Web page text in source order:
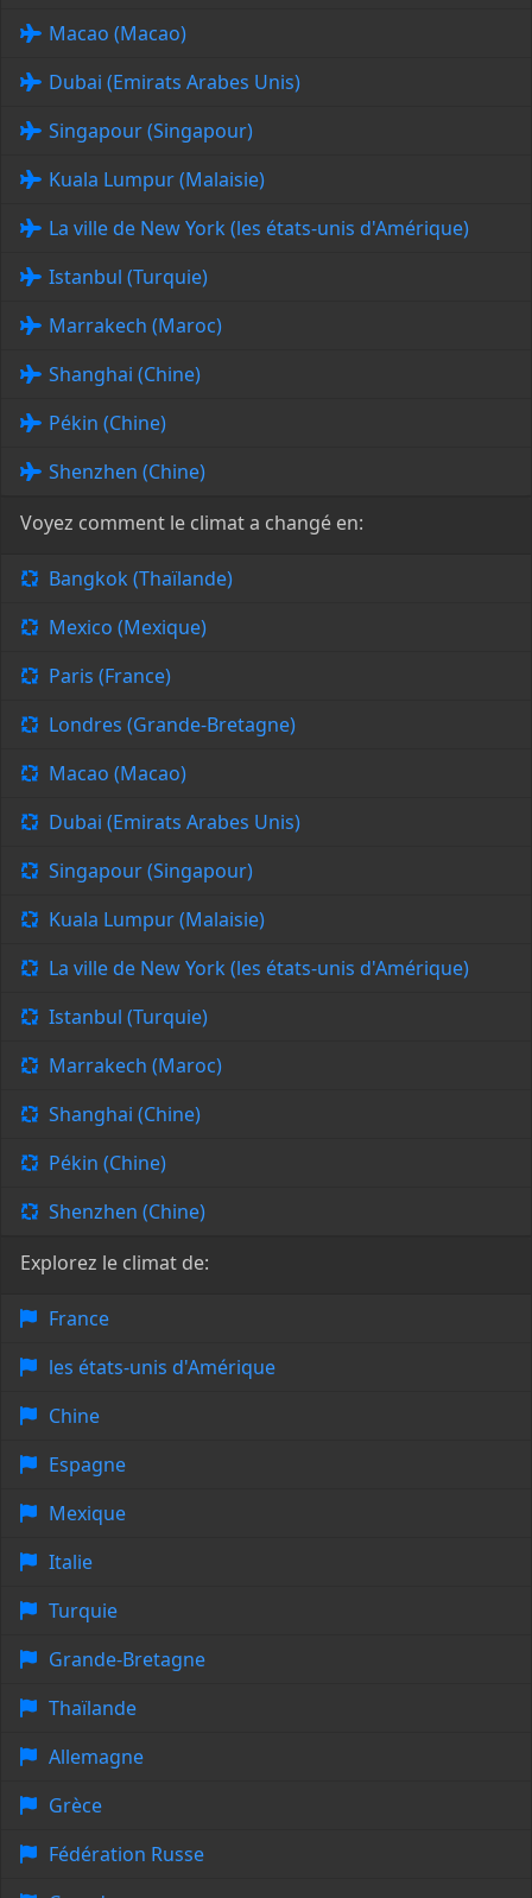
Macao (Macao)
Dubai (Emirats Arabes Unis)
Singapour (Singapour)
Kuala Lumpur (Malaisie)
La ville de New York (les états-unis d'Amérique)
Istanbul (Turquie)
Marrakech (Maroc)
Shanghai (Chine)
Pékin (Chine)
Shenzhen (Chine)
Voyez comment le climat a changé en:
Bangkok (Thaïlande)
Mexico (Mexique)
Paris (France)
Londres (Grande-Bretagne)
Macao (Macao)
Dubai (Emirats Arabes Unis)
Singapour (Singapour)
Kuala Lumpur (Malaisie)
La ville de New York (les états-unis d'Amérique)
Istanbul (Turquie)
Marrakech (Maroc)
Shanghai (Chine)
Pékin (Chine)
Shenzhen (Chine)
Explorez le climat de:
France
les états-unis d'Amérique
Chine
Espagne
Mexique
Italie
Turquie
Grande-Bretagne
Thaïlande
Allemagne
Grèce
Fédération Russe